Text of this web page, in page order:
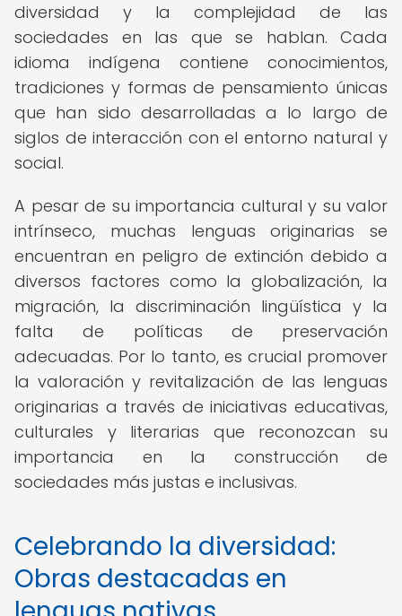
diversidad y la complejidad de las
sociedades en las que se hablan. Cada
idioma indígena contiene conocimientos,
tradiciones y formas de pensamiento únicas
que han sido desarrolladas a lo largo de
siglos de interacción con el entorno natural y
social.
A pesar de su importancia cultural y su valor
intrínseco, muchas lenguas originarias se
encuentran en peligro de extinción debido a
diversos factores como la globalización, la
migración, la discriminación lingüística y la
falta de políticas de preservación
adecuadas. Por lo tanto, es crucial promover
la valoración y revitalización de las lenguas
originarias a través de iniciativas educativas,
culturales y literarias que reconozcan su
importancia en la construcción de
sociedades más justas e inclusivas.
Celebrando la diversidad:
Obras destacadas en